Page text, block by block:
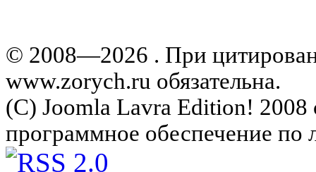
© 2008—2026 . При
www.zorych.ru обязательна.
(C) Joomla Lavra Edition! 2008
программное обеспечение по